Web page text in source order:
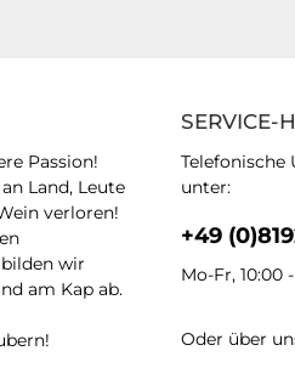
SERVICE-
unter:
+49
Mo-Fr, 10:00
Oder über
Passion!
Land, Leute
verloren!
wir
am Kap ab.